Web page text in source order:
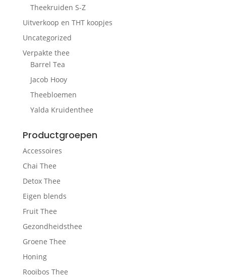
Theekruiden S-Z
Uitverkoop en THT koopjes
Uncategorized
Verpakte thee
Barrel Tea
Jacob Hooy
Theebloemen
Yalda Kruidenthee
Productgroepen
Accessoires
Chai Thee
Detox Thee
Eigen blends
Fruit Thee
Gezondheidsthee
Groene Thee
Honing
Rooibos Thee